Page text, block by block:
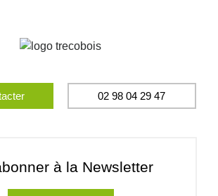
02 98 04 29 47
à la Newsletter